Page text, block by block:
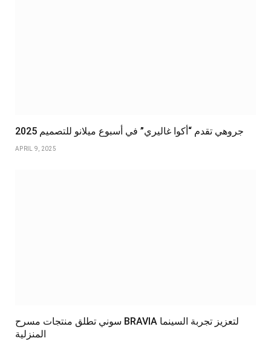
جروهي تقدم “أكوا غاليري” في أسبوع ميلانو للتصميم 2025
APRIL 9, 2025
سوني تطلق منتجات مسرح BRAVIA لتعزيز تجربة السينما
المنزلية